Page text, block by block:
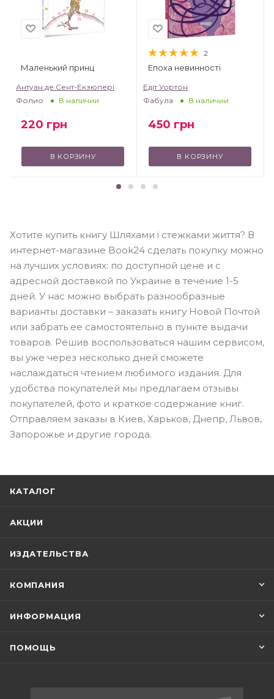
Маленький принц
Антуан де Сент-Екзюпері
Фолио
В наличии
220 грн
В КОРЗИНУ
2
Епоха невинності
Едіт Уортон
Фабула
В наличии
450 грн
В КОРЗИНУ
Хотите купить книгу Шляхами і стежками життя? В
интернет-магазине Book24 сделать покупку можно
на лучших условиях: по доступной цене и с
адресной доставкой по Украине в течение 1-5
дней. У нас можно выбрать разнообразные
варианты доставки – заказать книгу Новой Почтой
или забрать ее самостоятельно в пункте выдачи
товаров. Решив воспользоваться нашим сервисом,
вы уже через несколько дней сможете
наслаждаться чтением любимого издания. Для
удобства покупателей мы предлагаем отзывы
покупателей, фото и краткое содержание книг.
Отправляем заказы в Киев, Харьков, Днепр, Львов,
Запорожье и другие города.
КАТАЛОГ
АКЦИИ
ИЗДАТЕЛЬСТВА
КОМПАНИЯ
ИНФОРМАЦИЯ
ПОМОЩЬ